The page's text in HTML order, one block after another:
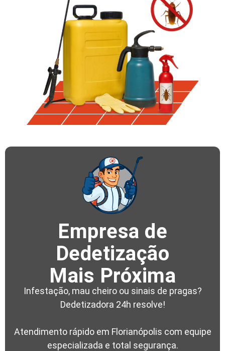
Empresa de
Dedetização
Mais Próxima
Infestação, mau cheiro ou sinais de pragas?
Dedetizadora 24h resolve!
Atendimento rápido em Florianópolis com equipe
especializada e total segurança.